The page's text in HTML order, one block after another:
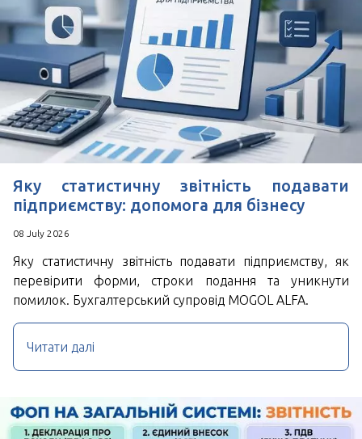
Поля позначені знаком*обов'язкові для
заповнення
Натискаючи кнопку Надіслати Ви погоджуєтесь з
Угода користувача
Яку статистичну звітність подавати
підприємству: допомога для бізнесу
08 July 2026
Яку статистичну звітність подавати підприємству, як
перевірити форми, строки подання та уникнути
помилок. Бухгалтерський супровід MOGOL ALFA.
Читати далі